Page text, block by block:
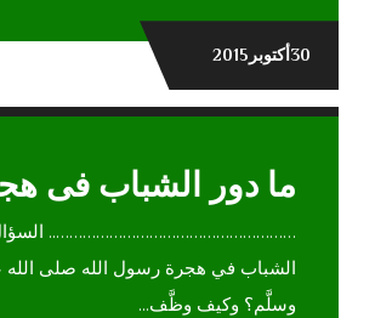
30أكتوبر2015
……………………………………………….. السؤال:
الشباب في هجرة رسول الله صلى الله
وسلَّم؟ وكيف وظَّف...